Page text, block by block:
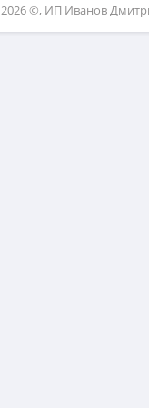
2026 ©, ИП Иванов